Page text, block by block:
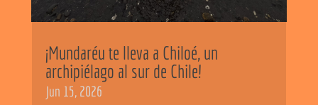
¡Mundaréu te lleva a Chiloé, un
archipiélago al sur de Chile!
Jun 15, 2026